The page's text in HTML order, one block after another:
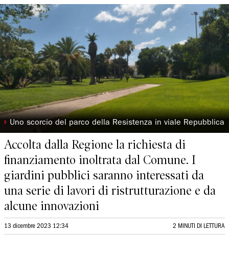
◗ Uno scorcio del parco della Resistenza in viale Repubblica
Accolta dalla Regione la richiesta di
finanziamento inoltrata dal Comune. I
giardini pubblici saranno interessati da
una serie di lavori di ristrutturazione e da
alcune innovazioni
13 dicembre 2023 12:34 2 MINUTI DI LETTURA